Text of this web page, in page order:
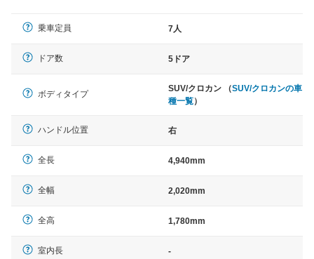
乗車定員 7人
ドア数 5ドア
ボディタイプ
SUV/クロカン （SUV/クロカンの車
種一覧）
ハンドル位置 右
全長 4,940mm
全幅 2,020mm
全高 1,780mm
室内長 -